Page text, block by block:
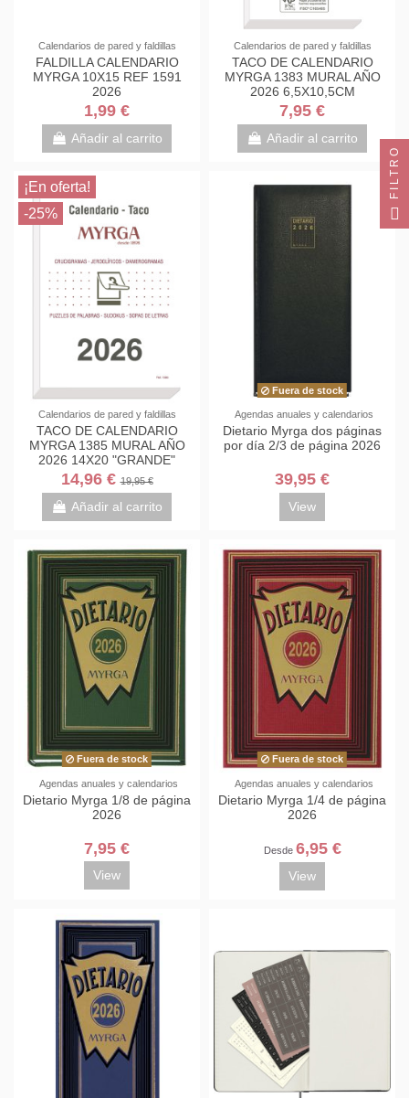
Calendarios de pared y faldillas
FALDILLA CALENDARIO
MYRGA 10X15 REF 1591
2026
1,99 €
Añadir al carrito
Calendarios de pared y faldillas
TACO DE CALENDARIO
MYRGA 1383 MURAL AÑO
2026 6,5X10,5CM
"PEQUEÑO"
7,95 €
Añadir al carrito
¡En oferta!
-25%
Calendarios de pared y faldillas
TACO DE CALENDARIO
MYRGA 1385 MURAL AÑO
2026 14X20 "GRANDE"
14,96 €19,95 €
Añadir al carrito
Fuera de stock
Agendas anuales y calendarios
Dietario Myrga dos páginas
por día 2/3 de página 2026
39,95 €
View
Fuera de stock
Agendas anuales y calendarios
Dietario Myrga 1/8 de página
2026
7,95 €
View
Fuera de stock
Agendas anuales y calendarios
Dietario Myrga 1/4 de página
2026
Desde 6,95 €
View
FILTRO